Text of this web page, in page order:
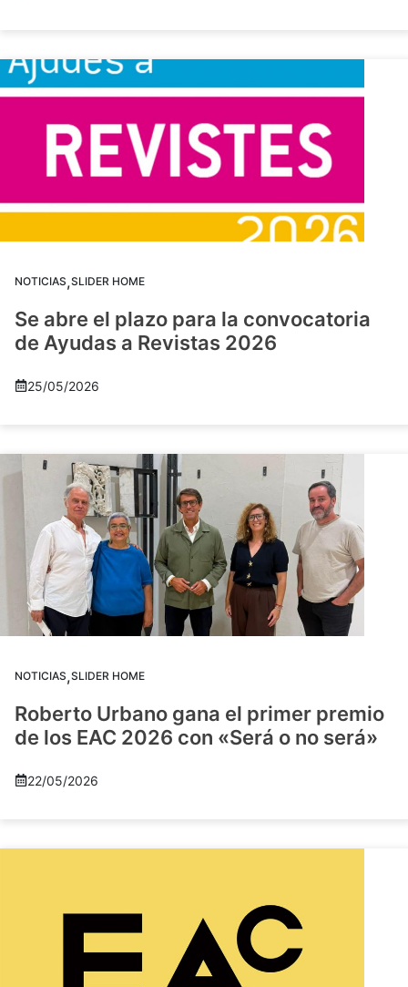
NOTICIAS,SLIDER HOME
Se abre el plazo para la convocatoria
de Ayudas a Revistas 2026
25/05/2026
NOTICIAS,SLIDER HOME
Roberto Urbano gana el primer premio
de los EAC 2026 con «Será o no será»
22/05/2026